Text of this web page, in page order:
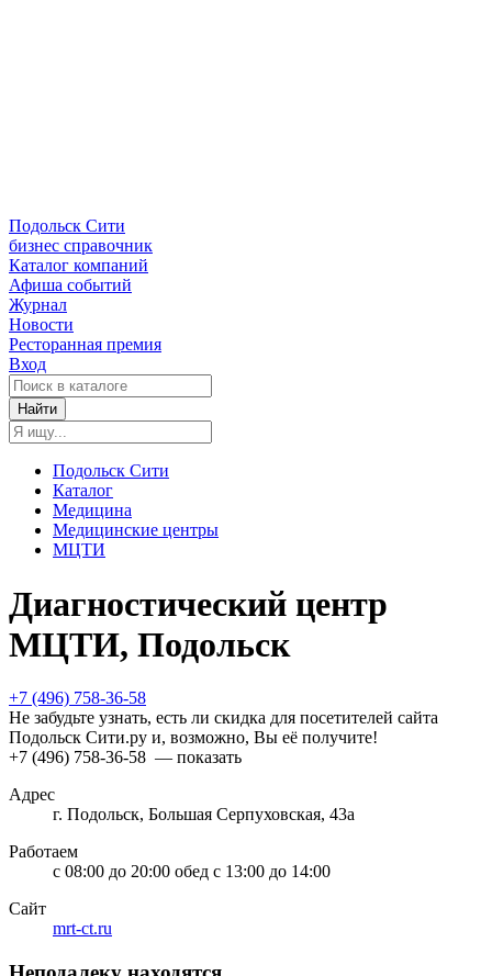
Подольск Сити
бизнес справочник
Каталог компаний
Афиша событий
Журнал
Новости
Ресторанная премия
Вход
Найти
Подольск Сити
Каталог
Медицина
Медицинские центры
МЦТИ
Диагностический центр
МЦТИ, Подольск
+7 (496) 758-36-58
Не забудьте узнать, есть ли скидка для посетителей сайта
Подольск Сити.ру и, возможно, Вы её получите!
+7 (496) 758-36-58 — показать
Адрес
г. Подольск, Большая Серпуховская, 43а
Работаем
с 08:00 до 20:00 обед с 13:00 до 14:00
Сайт
mrt-ct.ru